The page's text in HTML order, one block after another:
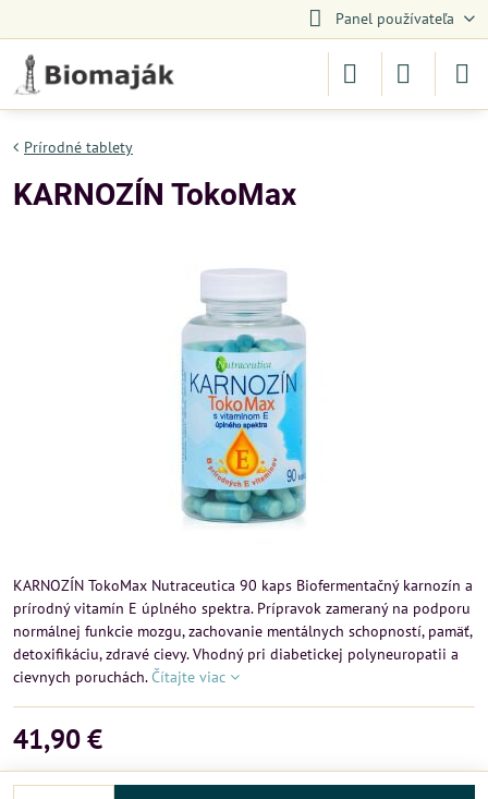
Panel používateľa
Prírodné tablety
KARNOZÍN TokoMax
KARNOZÍN TokoMax Nutraceutica 90 kaps Biofermentačný karnozín a
prírodný vitamín E úplného spektra. Prípravok zameraný na podporu
normálnej funkcie mozgu, zachovanie mentálnych schopností, pamäť,
detoxifikáciu, zdravé cievy. Vhodný pri diabetickej polyneuropatii a
cievnych poruchách.Čítajte viac
41,90 €